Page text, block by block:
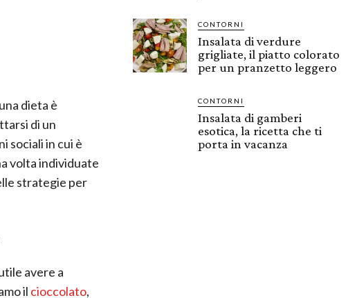
dieta è
di un
sociali in cui è
volta individuate
strategie per
avere a
il cioccolato,
CONTORNI
Insalata di verdure
grigliate, il piatto colorato
per un pranzetto leggero
CONTORNI
Insalata di gamberi
esotica, la ricetta che ti
porta in vacanza